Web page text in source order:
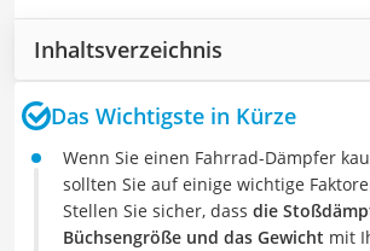
Inhaltsverzeichnis
Das Wichtigste in Kürze
Wenn Sie einen Fahrrad-Dämpfer
sollten Sie auf einige wichtige
Stellen Sie sicher, dass die
Büchsengröße und das Gewicht mit